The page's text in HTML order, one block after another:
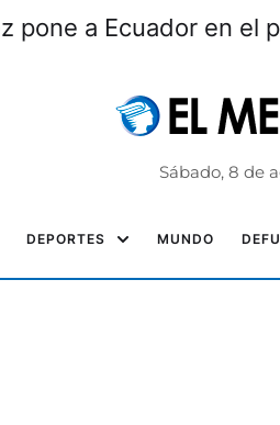
pone a Ecuador en
Sábado, 8 de
DEPORTES MUNDO